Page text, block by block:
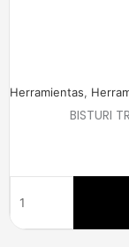
Herramientas,
BISTURI